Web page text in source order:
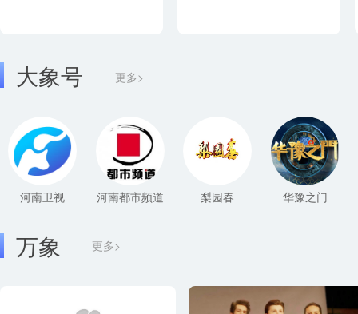
大象号 更多>
河南卫视 河南都市频道 梨园春 华豫之门
更多>
万象